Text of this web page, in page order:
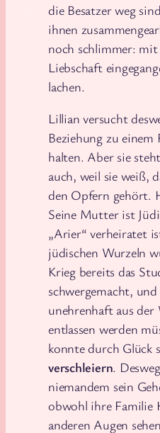
die Besatzer weg
ihnen
noch schlimmer:
Liebschaft
lachen.
Lillian versucht
Beziehung zu einem
halten. Aber sie
auch, weil sie weiß,
den Opfern gehört.
Seine Mutter ist
„Arier“ verheiratet
jüdischen Wurzeln
Krieg bereits das
schwergemacht,
unehrenhaft aus der
entlassen werden
konnte durch Glück
verschleiern.
niemandem sein
obwohl ihre Familie
anderen Augen